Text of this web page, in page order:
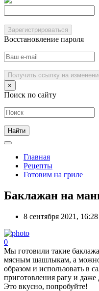
Зарегистрироваться
Восстановление пароля
Получить ссылку на
×
Поиск по сайту
Главная
Рецепты
Готовим на гриле
Баклажан на
8 сентября 2021, 16:28
0
Мы готовили такие
мясным шашлыкам, а
образом и использовать в
приготовления рагу и
Это вкусно, попробуйте!